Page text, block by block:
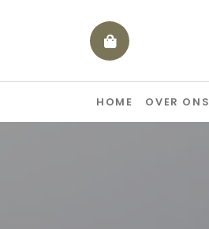
HOME OVER ONS